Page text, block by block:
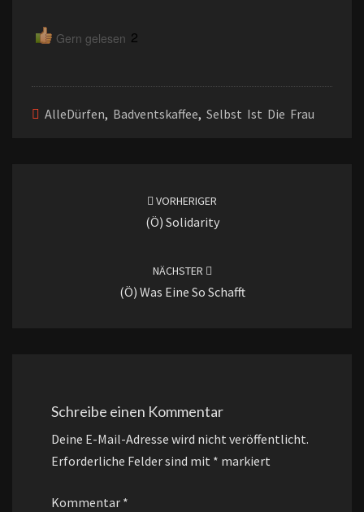
Gern gelesen 2
AlleDürfen, Badventskaffee, Selbst Ist Die Frau
VORHERIGER
(ö) Solidarity
NÄCHSTER
(ö) Was Eine So Schafft
Schreibe einen Kommentar
Deine E-Mail-Adresse wird nicht veröffentlicht.
Erforderliche Felder sind mit * markiert
Kommentar *